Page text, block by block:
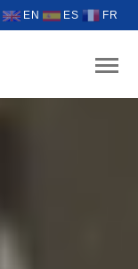
EN ES FR